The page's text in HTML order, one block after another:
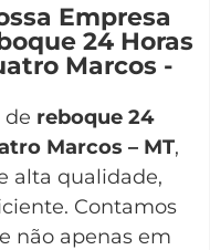
Empresa
24 Horas
Marcos -
de reboque 24
Marcos – MT,
alta qualidade,
Contamos
não apenas em